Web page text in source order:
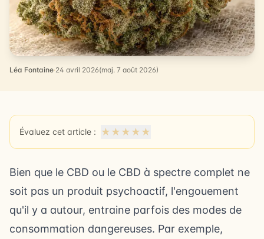
Léa Fontaine·24 avril 2026(maj. 7 août 2026)
Évaluez cet article : ★ ★ ★ ★ ★
Bien que le CBD ou le CBD à spectre complet ne
soit pas un produit psychoactif, l'engouement
qu'il y a autour, entraine parfois des modes de
consommation dangereuses. Par exemple,